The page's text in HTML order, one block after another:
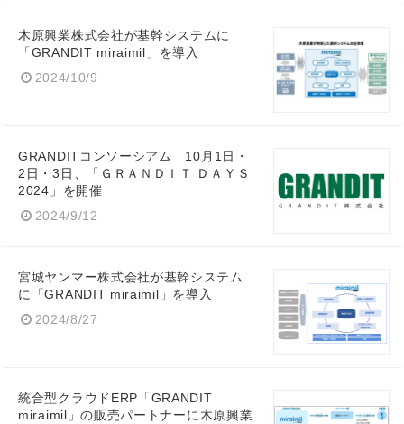
木原興業株式会社が基幹システムに
「GRANDIT miraimil」を導入
2024/10/9
GRANDITコンソーシアム 10月1日・
2日・3日、「ＧＲＡＮＤＩＴ ＤＡＹＳ
2024」を開催
2024/9/12
宮城ヤンマー株式会社が基幹システム
に「GRANDIT miraimil」を導入
2024/8/27
統合型クラウドERP「GRANDIT
miraimil」の販売パートナーに木原興業